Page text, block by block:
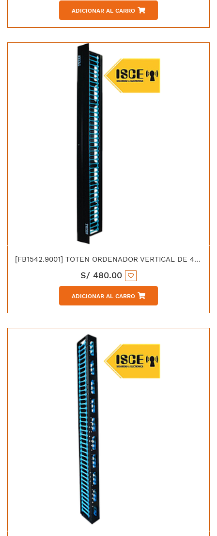
ADICIONAR AL CARRO
[FB1542.9001] TOTEN ORDENADOR VERTICAL DE 42 RU 15CM ALTA DENSIDAD (HD)
S/ 480.00
ADICIONAR AL CARRO